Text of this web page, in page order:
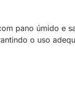
pano úmido e
o uso